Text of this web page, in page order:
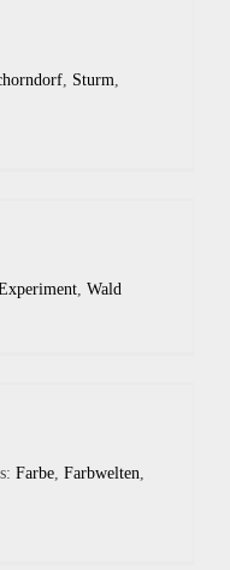
, Sturm,
, Wald
Farbe, Farbwelten,